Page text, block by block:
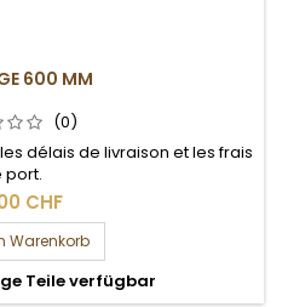
600 MM
(0)
délais de livraison et les frais
port.
CHF
Warenkorb
Teile verfügbar